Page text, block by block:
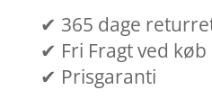
✔ 365 dage
✔ Fri Fragt ved
✔ Prisgaranti